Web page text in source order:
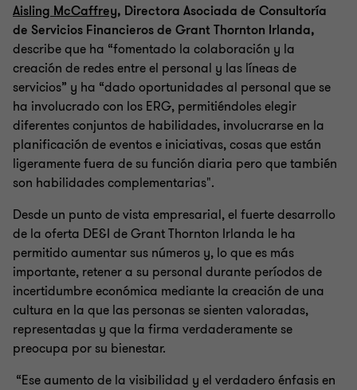
Aisling McCaffrey, Directora Asociada de Consultoría
de Servicios Financieros de Grant Thornton Irlanda,
describe que ha “fomentado la colaboración y la
creación de redes entre el personal y las líneas de
servicios” y ha “dado oportunidades al personal que se
ha involucrado con los ERG, permitiéndoles elegir
diferentes conjuntos de habilidades, involucrarse en la
planificación de eventos e iniciativas, cosas que están
ligeramente fuera de su función diaria pero que también
son habilidades complementarias".
Desde un punto de vista empresarial, el fuerte desarrollo
de la oferta DE&I de Grant Thornton Irlanda le ha
permitido aumentar sus números y, lo que es más
importante, retener a su personal durante períodos de
incertidumbre económica mediante la creación de una
cultura en la que las personas se sienten valoradas,
representadas y que la firma verdaderamente se
preocupa por su bienestar.
“Ese aumento de la visibilidad y el verdadero énfasis en